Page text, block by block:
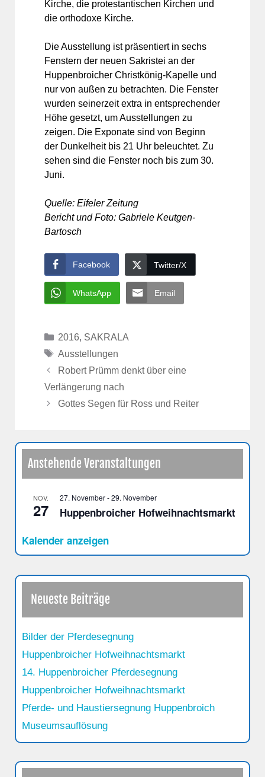
Kirche, die protestantischen Kirchen und
die orthodoxe Kirche.
Die Ausstellung ist präsentiert in sechs
Fenstern der neuen Sakristei an der
Huppenbroicher Christkönig-Kapelle und
nur von außen zu betrachten. Die Fenster
wurden seinerzeit extra in entsprechender
Höhe gesetzt, um Ausstellungen zu
zeigen. Die Exponate sind von Beginn
der Dunkelheit bis 21 Uhr beleuchtet. Zu
sehen sind die Fenster noch bis zum 30.
Juni.
Quelle: Eifeler Zeitung
Bericht und Foto: Gabriele Keutgen-
Bartosch
Facebook Twitter/X
WhatsApp Email
Kategorien
2016, SAKRALA
Schlagwörter
Ausstellungen
Robert Prümm denkt über eine
Verlängerung nach
Gottes Segen für Ross und Reiter
Anstehende Veranstaltungen
NOV.
27
27. November-29. November
Huppenbroicher Hofweihnachtsmarkt
Kalender anzeigen
Neueste Beiträge
Bilder der Pferdesegnung
Huppenbroicher Hofweihnachtsmarkt
14. Huppenbroicher Pferdesegnung
Huppenbroicher Hofweihnachtsmarkt
Pferde- und Haustiersegnung Huppenbroich
Museumsauflösung